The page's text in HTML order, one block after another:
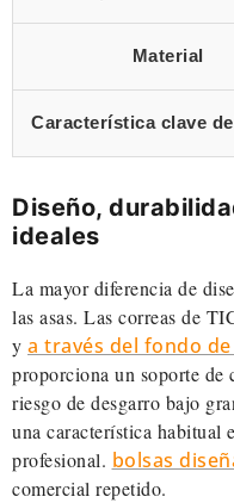
Material
Característica clave
Diseño,
ideales
La mayor diferencia de
las asas. Las correas de
y a través del fondo
proporciona un soporte de
riesgo de desgarro bajo
una característica habitual
profesional. bolsas
comercial repetido.